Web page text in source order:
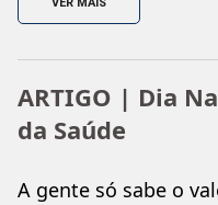
visita ao Instituto
acolhimento, pela
e pela convivência
gerações. A ação
ARTIGO | Dia
da Saúde
A gente só sabe o